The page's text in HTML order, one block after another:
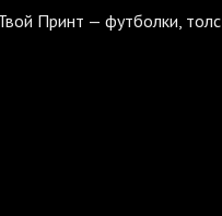
Принт — футболки,